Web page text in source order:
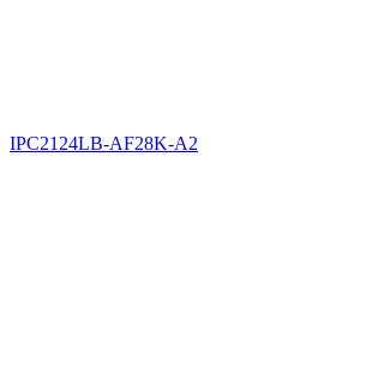
IPC2124LB-AF28K-A2